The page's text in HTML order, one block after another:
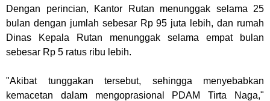
Dengan perincian, Kantor Rutan menunggak selama 25
bulan dengan jumlah sebesar Rp 95 juta lebih, dan rumah
Dinas Kepala Rutan menunggak selama empat bulan
sebesar Rp 5 ratus ribu lebih.
"Akibat tunggakan tersebut, sehingga menyebabkan
kemacetan dalam mengoprasional PDAM Tirta Naga,"